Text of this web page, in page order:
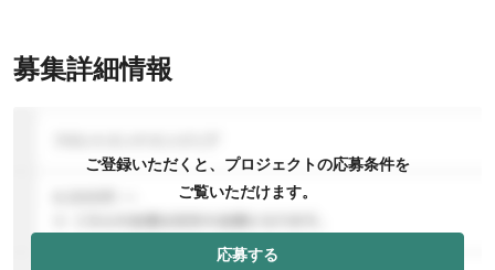
募集詳細情報
ご登録いただくと、プロジェクトの応募条件を
ご覧いただけます。
応募する